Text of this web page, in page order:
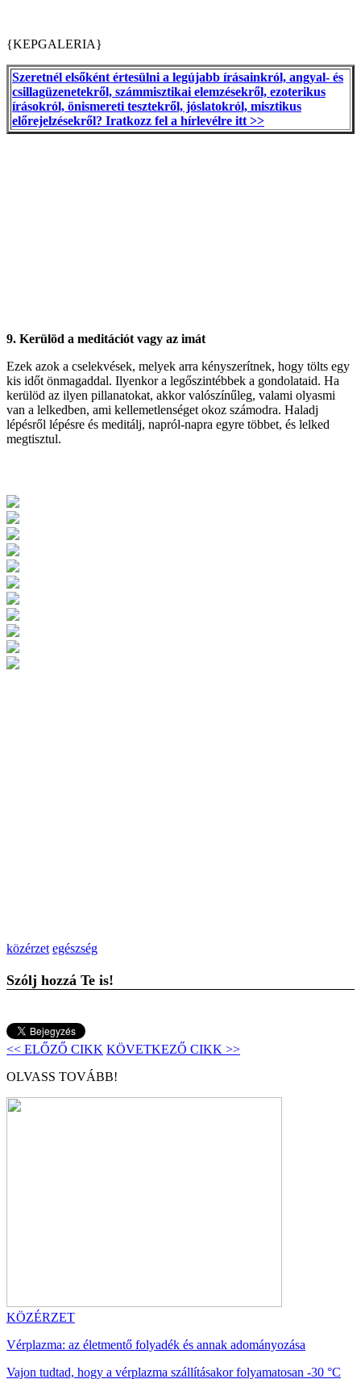
{KEPGALERIA}
Szeretnél elsőként értesülni a legújabb írásainkról, angyal- és
csillagüzenetekről, számmisztikai elemzésekről, ezoterikus
írásokról, önismereti tesztekről, jóslatokról, misztikus
előrejelzésekről? Iratkozz fel a hírlevélre itt >>
9. Kerülöd a meditációt vagy az imát
Ezek azok a cselekvések, melyek arra kényszerítnek, hogy tölts egy
kis időt önmagaddal. Ilyenkor a legőszintébbek a gondolataid. Ha
kerülöd az ilyen pillanatokat, akkor valószínűleg, valami olyasmi
van a lelkedben, ami kellemetlenséget okoz számodra. Haladj
lépésről lépésre és meditálj, napról-napra egyre többet, és lelked
megtisztul.
közérzet egészség
Szólj hozzá Te is!
<< ELŐZŐ CIKK KÖVETKEZŐ CIKK >>
OLVASS TOVÁBB!
KÖZÉRZET
Vérplazma: az életmentő folyadék és annak adományozása
Vajon tudtad, hogy a vérplazma szállításakor folyamatosan -30 °C